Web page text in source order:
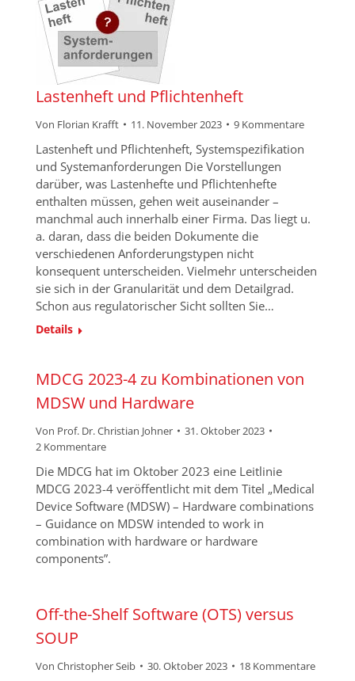
Lastenheft und Pflichtenheft
Von Florian Krafft 11. November 2023 9 Kommentare
Lastenheft und Pflichtenheft, Systemspezifikation
und Systemanforderungen Die Vorstellungen
darüber, was Lastenhefte und Pflichtenhefte
enthalten müssen, gehen weit auseinander –
manchmal auch innerhalb einer Firma. Das liegt u.
a. daran, dass die beiden Dokumente die
verschiedenen Anforderungstypen nicht
konsequent unterscheiden. Vielmehr unterscheiden
sie sich in der Granularität und dem Detailgrad.
Schon aus regulatorischer Sicht sollten Sie…
Details
MDCG 2023-4 zu Kombinationen von
MDSW und Hardware
Von Prof. Dr. Christian Johner
31. Oktober 2023
2 Kommentare
Die MDCG hat im Oktober 2023 eine Leitlinie
MDCG 2023-4 veröffentlicht mit dem Titel „Medical
Device Software (MDSW) – Hardware combinations
– Guidance on MDSW intended to work in
combination with hardware or hardware
components”.
Off-the-Shelf Software (OTS) versus
SOUP
Von Christopher Seib 30. Oktober 2023 18 Kommentare